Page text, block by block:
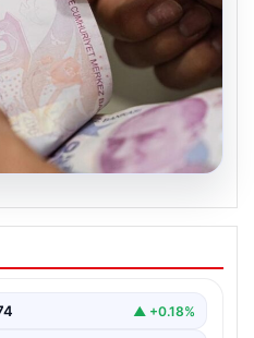
ne zaman yatacak?
emekli ikramiye
▲ +0.18%